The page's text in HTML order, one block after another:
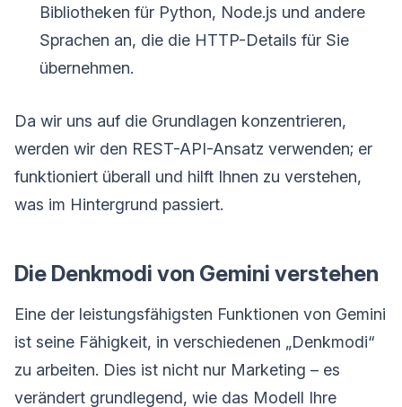
Bibliotheken für Python, Node.js und andere
Sprachen an, die die HTTP-Details für Sie
übernehmen.
Da wir uns auf die Grundlagen konzentrieren,
werden wir den REST-API-Ansatz verwenden; er
funktioniert überall und hilft Ihnen zu verstehen,
was im Hintergrund passiert.
Die Denkmodi von Gemini verstehen
Eine der leistungsfähigsten Funktionen von Gemini
ist seine Fähigkeit, in verschiedenen „Denkmodi“
zu arbeiten. Dies ist nicht nur Marketing – es
verändert grundlegend, wie das Modell Ihre